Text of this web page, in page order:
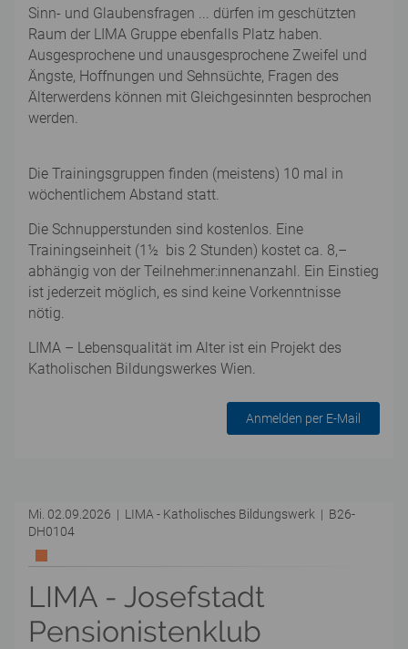
Sinn- und Glaubensfragen ... dürfen im geschützten
Raum der LIMA Gruppe ebenfalls Platz haben.
Ausgesprochene und unausgesprochene Zweifel und
Ängste, Hoffnungen und Sehnsüchte, Fragen des
Älterwerdens können mit Gleichgesinnten besprochen
werden.
Die Trainingsgruppen finden (meistens) 10 mal in
wöchentlichem Abstand statt.
Die Schnupperstunden sind kostenlos. Eine
Trainingseinheit (1½ bis 2 Stunden) kostet ca. 8,–
abhängig von der Teilnehmer:innenanzahl. Ein Einstieg
ist jederzeit möglich, es sind keine Vorkenntnisse
nötig.
LIMA – Lebensqualität im Alter ist ein Projekt des
Katholischen Bildungswerkes Wien.
Anmelden per E-Mail
Mi. 02.09.2026 | LIMA - Katholisches Bildungswerk | B26-
DH0104
LIMA - Josefstadt
Pensionistenklub